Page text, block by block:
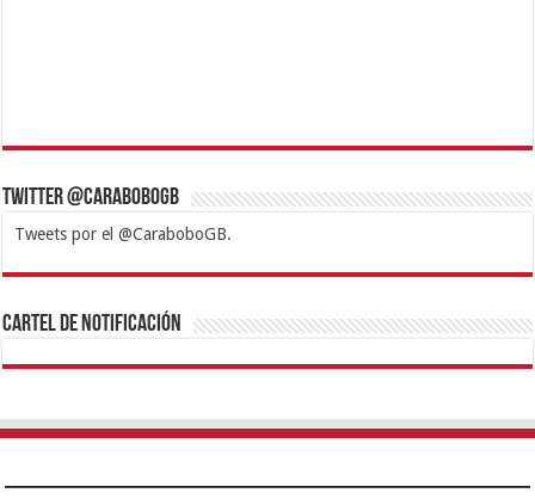
Twitter @CaraboboGB
Tweets por el @CaraboboGB.
1xbetBetturkeyBetistKralbetSupertotobetTipobetMatadorbetMariobet
https://mvbcasino.com/
Cartel de Notificación